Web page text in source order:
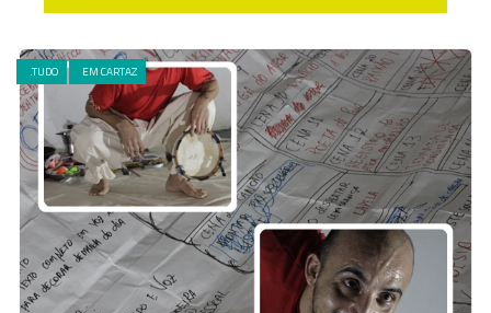
.TUDO EM CARTAZ